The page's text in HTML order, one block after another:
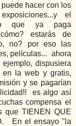
hacer con los
el
que ya paga
estarás de
no? por eso las
películas...  ahora
dispusiera
en la web y gratis,
y se pagarían
es algo así
compensa el
que TIENEN QUE
En el ensayo "la